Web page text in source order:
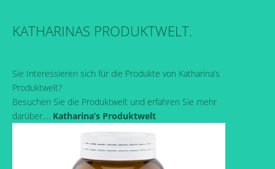
KATHARINAS PRODUKTWELT.
Sie Interessieren sich für die Produkte von Katharina’s
Produktwelt?
Besuchen Sie die Produktwelt und erfahren Sie mehr
darüber…. Katharina’s Produktwelt